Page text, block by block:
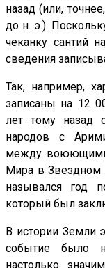
назад (или,
до н. э.).
чеканку сантий
сведения
Так, например,
записаны на 12
лет тому назад
народов с
между воюющими
Мира в Звездном
назывался год
который был
В истории Земли
событие было
настолько